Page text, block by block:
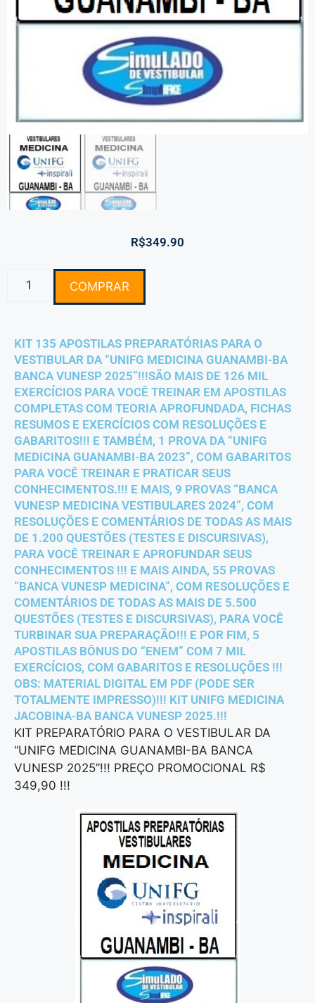
R$349.90
COMPRAR
KIT 135 APOSTILAS PREPARATÓRIAS PARA O
VESTIBULAR DA “UNIFG MEDICINA GUANAMBI-BA
BANCA VUNESP 2025”!!!SÃO MAIS DE 126 MIL
EXERCÍCIOS PARA VOCÊ TREINAR EM APOSTILAS
COMPLETAS COM TEORIA APROFUNDADA, FICHAS
RESUMOS E EXERCÍCIOS COM RESOLUÇÕES E
GABARITOS!!! E TAMBÉM, 1 PROVA DA “UNIFG
MEDICINA GUANAMBI-BA 2023”, COM GABARITOS
PARA VOCÊ TREINAR E PRATICAR SEUS
CONHECIMENTOS.!!! E MAIS, 9 PROVAS “BANCA
VUNESP MEDICINA VESTIBULARES 2024”, COM
RESOLUÇÕES E COMENTÁRIOS DE TODAS AS MAIS
DE 1.200 QUESTÕES (TESTES E DISCURSIVAS),
PARA VOCÊ TREINAR E APROFUNDAR SEUS
CONHECIMENTOS !!! E MAIS AINDA, 55 PROVAS
“BANCA VUNESP MEDICINA”, COM RESOLUÇÕES E
COMENTÁRIOS DE TODAS AS MAIS DE 5.500
QUESTÕES (TESTES E DISCURSIVAS), PARA VOCÊ
TURBINAR SUA PREPARAÇÃO!!! E POR FIM, 5
APOSTILAS BÔNUS DO “ENEM” COM 7 MIL
EXERCÍCIOS, COM GABARITOS E RESOLUÇÕES !!!
OBS: MATERIAL DIGITAL EM PDF (PODE SER
TOTALMENTE IMPRESSO)!!! KIT UNIFG MEDICINA
JACOBINA-BA BANCA VUNESP 2025.!!!
KIT PREPARATÓRIO PARA O VESTIBULAR DA
“UNIFG MEDICINA GUANAMBI-BA BANCA
VUNESP 2025”!!! PREÇO PROMOCIONAL R$
349,90 !!!